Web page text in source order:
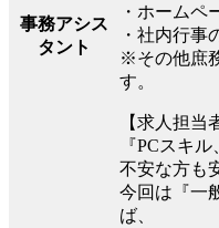
事務アシス
タント
・ホームペ
・社内行
※その他庶
す。
【求人担当
『PCスキ
不安な方も
今回は『一
ば、